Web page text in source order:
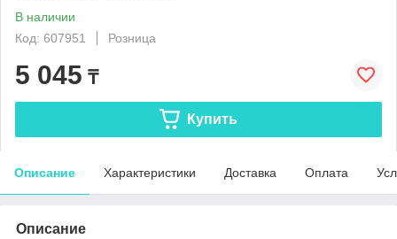
В наличии
Код: 607951
Розница
5 045 ₸
Купить
Описание Характеристики Доставка Оплата
Описание